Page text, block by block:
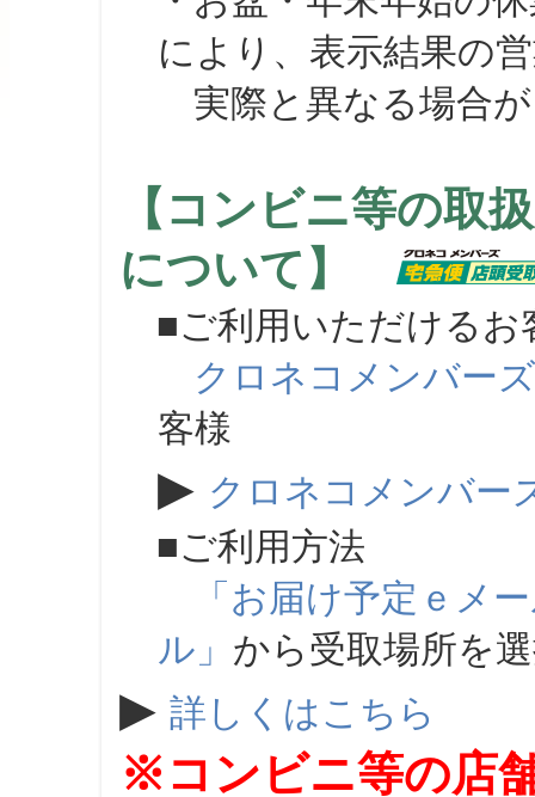
により、表示結果の
実際と異なる場合が
【コンビニ等の取
について】
■ご利用いただけるお
クロネコメンバーズ
客様
▶ クロネコメンバー
■ご利用方法
「お届け予定ｅメ
ル」 から受取場所を
▶ 詳しくはこちら
※コンビニ等の店